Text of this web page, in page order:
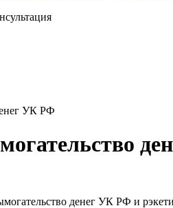
УК РФ
денег УК РФ и